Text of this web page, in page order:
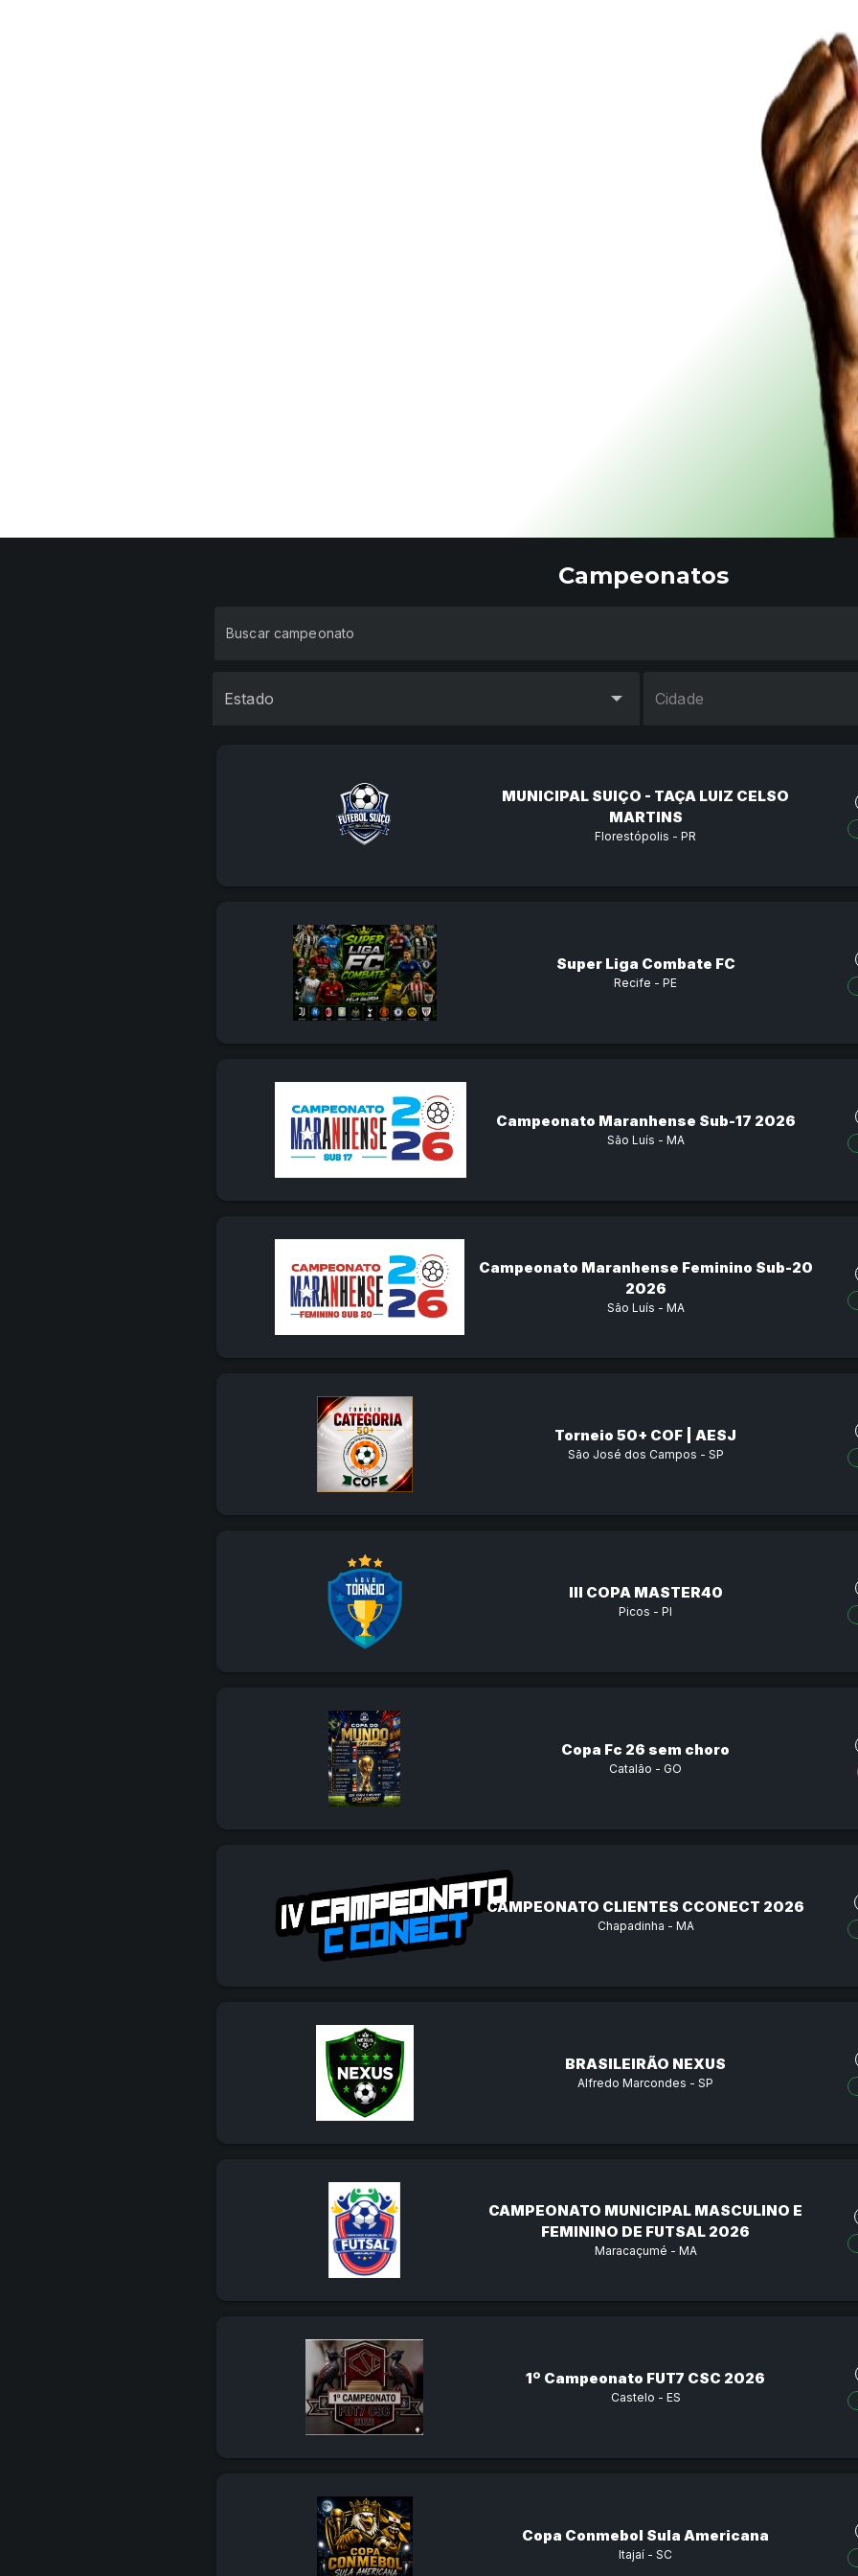
Campeonatos
Estado Cidade
MUNICIPAL SUIÇO - TAÇA LUIZ CELSO
MARTINS
Florestópolis - PR
Super Liga Combate FC
Recife - PE
Campeonato Maranhense Sub-17 2026
São Luís - MA
Campeonato Maranhense Feminino Sub-20
2026
São Luís - MA
Torneio 50+ COF | AESJ
São José dos Campos - SP
III COPA MASTER40
Picos - PI
Copa Fc 26 sem choro
Catalão - GO
CAMPEONATO CLIENTES CCONECT 2026
Chapadinha - MA
BRASILEIRÃO NEXUS
Alfredo Marcondes - SP
CAMPEONATO MUNICIPAL MASCULINO E
FEMININO DE FUTSAL 2026
Maracaçumé - MA
1º Campeonato FUT7 CSC 2026
Castelo - ES
Copa Conmebol Sula Americana
Itajaí - SC